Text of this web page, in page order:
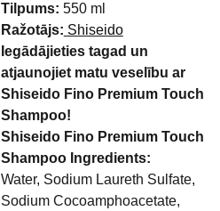
Tilpums: 550 ml
Ražotājs: Shiseido
Iegādājieties tagad un
atjaunojiet matu veselību ar
Shiseido Fino Premium Touch
Shampoo!
Shiseido Fino Premium Touch
Shampoo Ingredients:
Water, Sodium Laureth Sulfate,
Sodium Cocoamphoacetate,